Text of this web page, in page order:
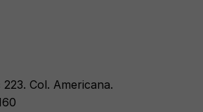
Col. Americana.